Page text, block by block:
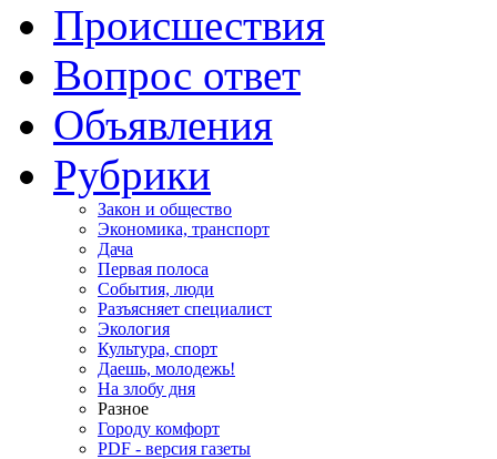
Происшествия
Вопрос ответ
Объявления
Рубрики
Закон и общество
Экономика, транспорт
Дача
Первая полоса
События, люди
Разъясняет специалист
Экология
Культура, спорт
Даешь, молодежь!
На злобу дня
Разное
Городу комфорт
PDF - версия газеты